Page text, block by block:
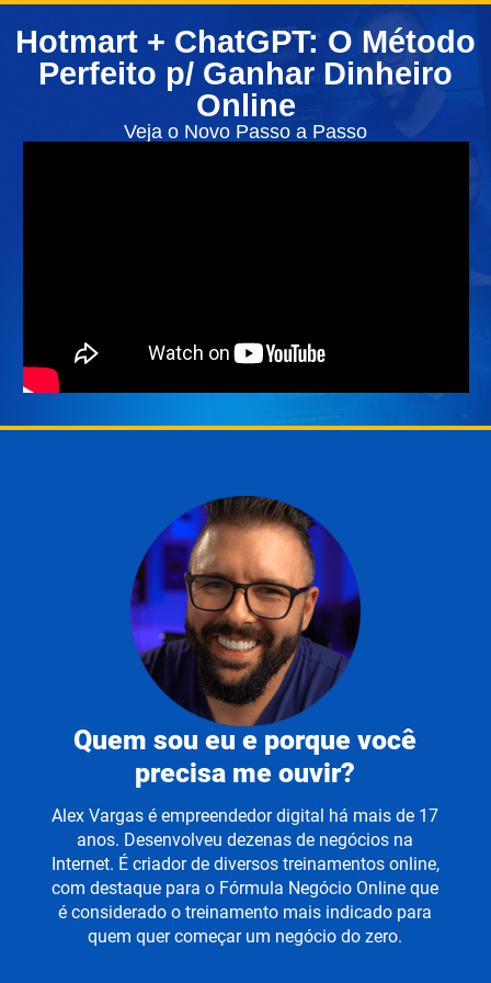
Hotmart + ChatGPT: O Método
Perfeito p/ Ganhar Dinheiro
Online
Veja o Novo Passo a Passo
Quem sou eu e porque você
precisa me ouvir?
Alex Vargas é empreendedor digital há mais de 17
anos. Desenvolveu dezenas de negócios na
Internet. É criador de diversos treinamentos online,
com destaque para o Fórmula Negócio Online que
é considerado o treinamento mais indicado para
quem quer começar um negócio do zero.